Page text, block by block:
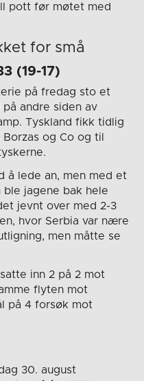
pott før møtet med
for små
(19-17)
på fredag sto et
andre siden av
Tyskland fikk tidlig
og Co og til
å lede an, men med et
ble jagene bak hele
jevnt over med 2-3
hvor Serbia var nære
men måtte se
inn 2 på 2 mot
flyten mot
på 4 forsøk mot
30. august